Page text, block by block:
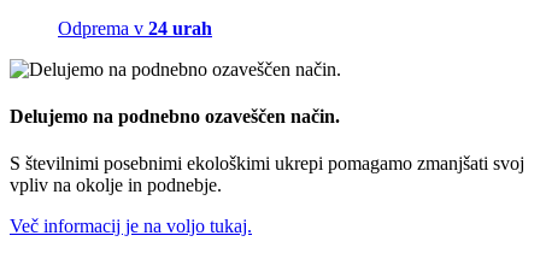
Odprema v 24 urah
Delujemo na podnebno ozaveščen način.
S številnimi posebnimi ekološkimi ukrepi pomagamo zmanjšati svoj
vpliv na okolje in podnebje.
Več informacij je na voljo tukaj.